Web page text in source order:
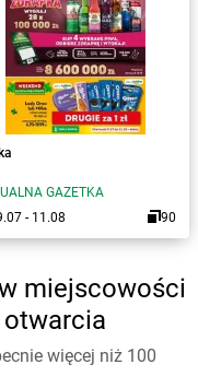
GAZETKA
- 11.08
90
miejscowości
otwarcia
więcej niż 100